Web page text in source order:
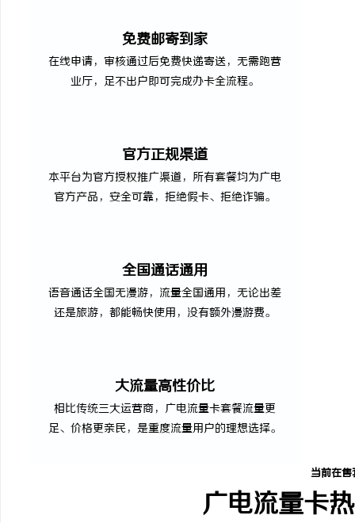
免费邮寄到家
在线申请，审核通过后免费快递寄送，无需跑营
业厅，足不出户即可完成办卡全流程。
官方正规渠道
本平台为官方授权推广渠道，所有套餐均为广电
官方产品，安全可靠，拒绝假卡、拒绝诈骗。
全国通话通用
语音通话全国无漫游，流量全国通用，无论出差
还是旅游，都能畅快使用，没有额外漫游费。
大流量高性价比
相比传统三大运营商，广电流量卡套餐流量更
足、价格更亲民，是重度流量用户的理想选择。
当前在售
广电流量卡